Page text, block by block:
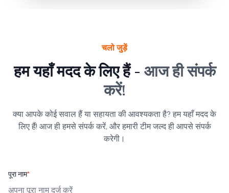
चलो जुड़ें
हम यहाँ मदद के लिए हैं - आज ही संपर्क
करें!
क्या आपके कोई सवाल हैं या सहायता की आवश्यकता है? हम यहाँ मदद के
लिए हैं! आज ही हमसे संपर्क करें, और हमारी टीम जल्द ही आपसे संपर्क
करेगी।
पूरा नाम*